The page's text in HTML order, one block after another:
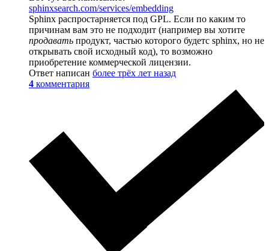
sphinxsearch.com/services/embedding
Sphinx распростарняется под GPL. Если по каким то
причинам вам это не подходит (например вы хотите
продавать продукт, частью которого будетс sphinx, но не
открывать свой исходный код), то возможно
приобретение коммерческой лицензии.
Ответ написан более трёх лет назад
4 комментария